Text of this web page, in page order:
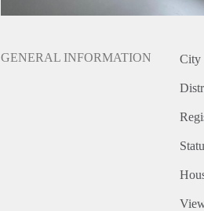
GENERAL INFORMATION City